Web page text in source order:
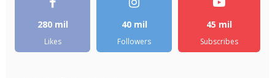
280 mil
Likes
40 mil
Followers
45 mil
Subscribes